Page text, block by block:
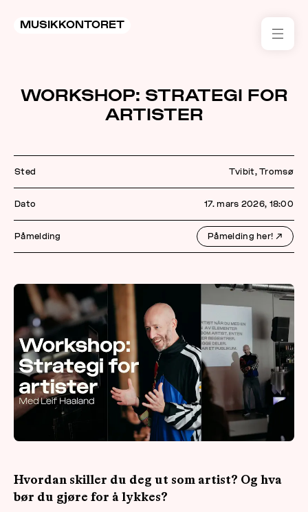
MUSIKKONTORET
OM
WORKSHOP: STRATEGI FOR
ARTISTER
Sted Tvibit, Tromsø
Dato 17. mars 2026, 18:00
Påmelding Påmelding her! ↗
Hvordan skiller du deg ut som artist? Og hva
bør du gjøre for å lykkes?